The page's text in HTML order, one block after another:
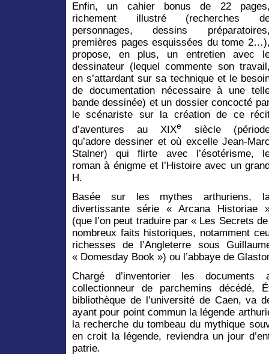
Enfin, un cahier bonus de 22
richement illustré (recherches
personnages, dessins
premières pages esquissées du tome
propose, en plus, un entretien avec
dessinateur (lequel commente son
en s’attardant sur sa technique et le
de documentation nécessaire à une
bande dessinée) et un dossier concocté
le scénariste sur la création de ce
d’aventures au XIXe
siècle
qu’adore dessiner et où excelle Jean-
Stalner) qui flirte avec l’ésotérisme,
roman à énigme et l’Histoire avec un
H.
Basée sur les mythes arthuriens,
divertissante série « Arcana Historiae
(que l’on peut traduire par « Les Secrets
nombreux faits historiques, notamment
richesses de l’Angleterre sous
« Domesday Book ») ou l’abbaye de
Chargé d’inventorier les
collectionneur de parchemins décédé,
bibliothèque de l’université de Caen, va
ayant pour point commun la légende
la recherche du tombeau du mythique
en croit la légende, reviendra un jour
patrie.